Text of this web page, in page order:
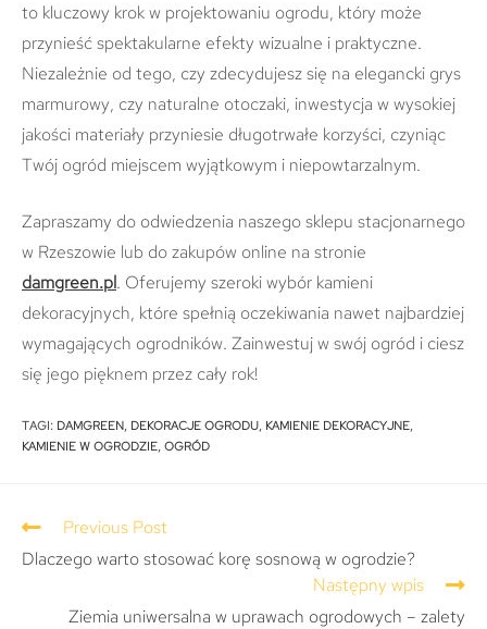
to kluczowy krok w projektowaniu ogrodu, który może
przynieść spektakularne efekty wizualne i praktyczne.
Niezależnie od tego, czy zdecydujesz się na elegancki grys
marmurowy, czy naturalne otoczaki, inwestycja w wysokiej
jakości materiały przyniesie długotrwałe korzyści, czyniąc
Twój ogród miejscem wyjątkowym i niepowtarzalnym.
Zapraszamy do odwiedzenia naszego sklepu stacjonarnego
w Rzeszowie lub do zakupów online na stronie
damgreen.pl. Oferujemy szeroki wybór kamieni
dekoracyjnych, które spełnią oczekiwania nawet najbardziej
wymagających ogrodników. Zainwestuj w swój ogród i ciesz
się jego pięknem przez cały rok!
TAGI: DAMGREEN, DEKORACJE OGRODU, KAMIENIE DEKORACYJNE,
KAMIENIE W OGRODZIE, OGRÓD
Previous Post
Dlaczego warto stosować korę sosnową w ogrodzie?
Następny wpis
Ziemia uniwersalna w uprawach ogrodowych – zalety